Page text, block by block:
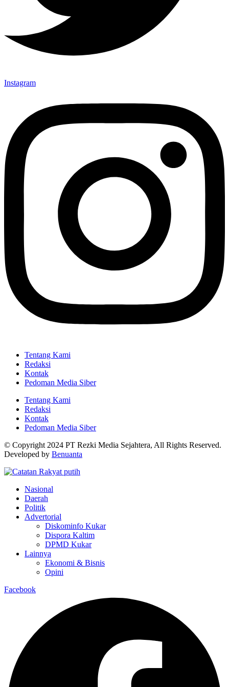
Instagram
Tentang Kami
Redaksi
Kontak
Pedoman Media Siber
Tentang Kami
Redaksi
Kontak
Pedoman Media Siber
© Copyright 2024 PT Rezki Media Sejahtera, All Rights Reserved.
Developed by Benuanta
Nasional
Daerah
Politik
Advertorial
Diskominfo Kukar
Dispora Kaltim
DPMD Kukar
Lainnya
Ekonomi & Bisnis
Opini
Facebook